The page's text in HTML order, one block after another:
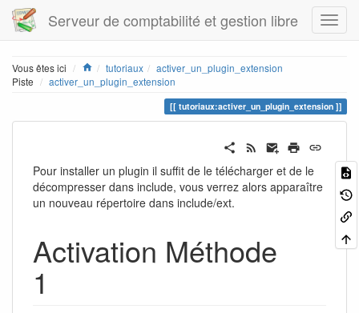
Serveur de comptabilité et gestion libre
Vous êtes ici Home
tutoriaux
activer_un_plugin_extension
Piste
activer_un_plugin_extension
tutoriaux:activer_un_plugin_extension
Pour installer un plugin il suffit de le télécharger et de le
décompresser dans include, vous verrez alors apparaître
un nouveau répertoire dans include/ext.
Activation Méthode
1